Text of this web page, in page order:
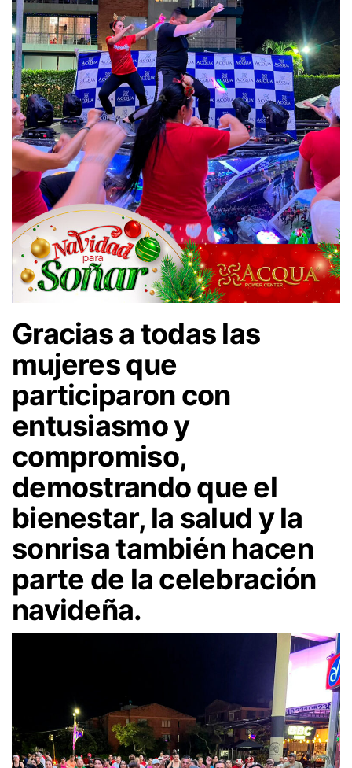
Gracias a todas las
mujeres que
participaron con
entusiasmo y
compromiso,
demostrando que el
bienestar, la salud y la
sonrisa también hacen
parte de la celebración
navideña.